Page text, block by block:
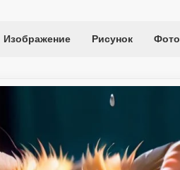
Изображение Рисунок Фото